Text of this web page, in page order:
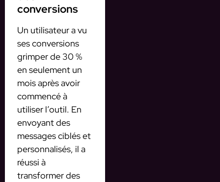
conversions
Un utilisateur a vu
ses conversions
grimper de 30 %
en seulement un
mois après avoir
commencé à
utiliser l’outil. En
envoyant des
messages ciblés et
personnalisés, il a
réussi à
transformer des